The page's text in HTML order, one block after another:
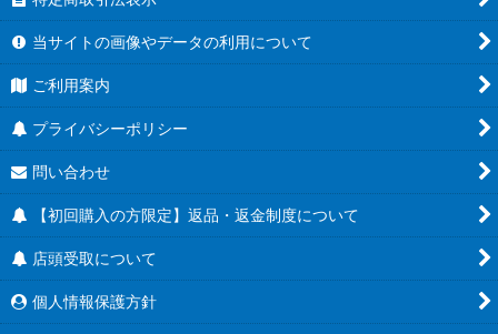
当サイトの画像やデータの利用について
ご利用案内
プライバシーポリシー
問い合わせ
【初回購入の方限定】返品・返金制度について
店頭受取について
個人情報保護方針